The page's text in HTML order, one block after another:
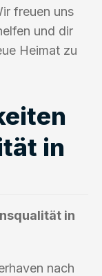
freuen uns
und dir
Heimat zu
in
in
nach